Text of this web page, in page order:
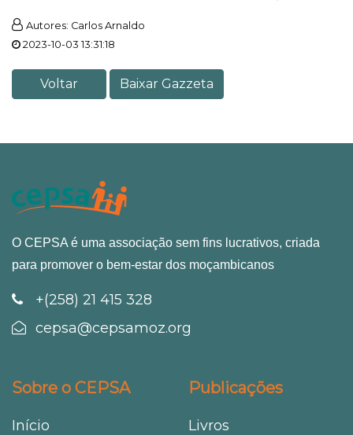
Autores: Carlos Arnaldo
2023-10-03 13:31:18
Voltar Baixar Gazzeta
O CEPSA é uma associação sem fins lucrativos, criada
para promover o bem-estar dos moçambicanos
+(258) 21 415 328
cepsa@cepsamoz.org
Sobre o CEPSA
Início
Publicações
Livros